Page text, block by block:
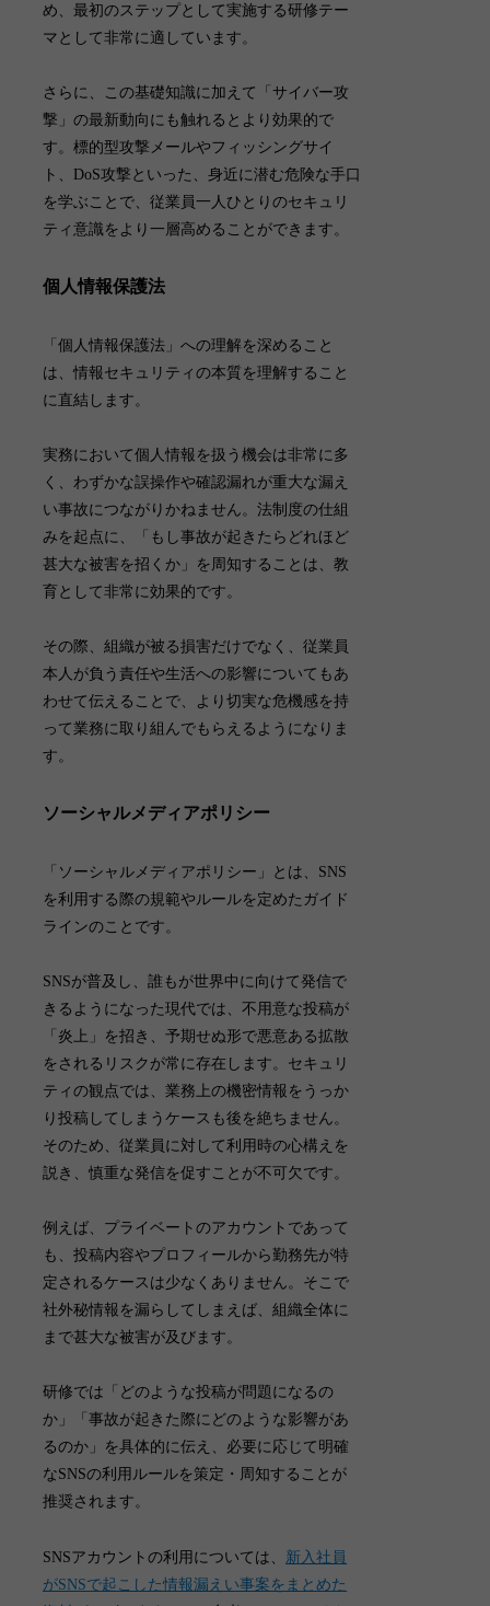
め、最初のステップとして実施する研修テー
マとして非常に適しています。
さらに、この基礎知識に加えて「サイバー攻
撃 」の最新動向にも触れるとより効果的で
す。標的型攻撃メールやフィッシングサイ
ト、DoS攻撃といった、身近に潜む危険な手口
を学ぶことで、従業員一人ひとりのセキュリ
ティ意識をより一層高めることができます。
個人情報保護法
「個人情報保護法 」への理解を深めること
は、情報セキュリティの本質を理解すること
に直結します。
実務において個人情報を扱う機会は非常に多
く、わずかな誤操作や確認漏れが重大な漏え
い事故につながりかねません。法制度の仕組
みを起点に、「もし事故が起きたらどれほど
甚大な被害を招くか」を周知することは、教
育として非常に効果的です 。
その際、組織が被る損害だけでなく、従業員
本人が負う責任や生活への影響についてもあ
わせて伝えることで、より切実な危機感を持
って業務に取り組んでもらえるようになりま
す。
ソーシャルメディアポリシー
「 ソーシャルメディアポリシー 」とは、SNS
を利用する際の規範やルールを定めたガイド
ラインのことです。
SNSが普及し、誰もが世界中に向けて発信で
きるようになった現代では、不用意な投稿が
「炎上」を招き、予期せぬ形で悪意ある拡散
をされるリスクが常に存在します。セキュリ
ティの観点では、業務上の機密情報をうっか
り投稿してしまうケースも後を絶ちません。
そのため、従業員に対して利用時の心構えを
説き、慎重な発信を促すことが不可欠です。
例えば、プライベートのアカウントであって
も、投稿内容やプロフィールから勤務先が特
定されるケースは少なくありません。そこで
社外秘情報を漏らしてしまえば、組織全体に
まで甚大な被害が及びます。
研修では「どのような投稿が問題になるの
か」「事故が起きた際にどのような影響があ
るのか」を具体的に伝え、必要に応じて明確
なSNSの利用ルールを策定・周知することが
推奨されます。
SNSアカウントの利用については、 新入社員
がSNSで起こした情報漏えい事案をまとめた